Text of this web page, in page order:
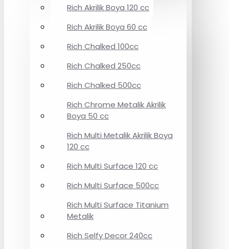
Rich Akrilik Boya 120 cc
Rich Akrilik Boya 60 cc
Rich Chalked 100cc
Rich Chalked 250cc
Rich Chalked 500cc
Rich Chrome Metalik Akrilik
Boya 50 cc
Rich Multi Metalik Akrilik Boya
120 cc
Rich Multi Surface 120 cc
Rich Multi Surface 500cc
Rich Multi Surface Titanium
Metalik
Rich Selfy Decor 240cc